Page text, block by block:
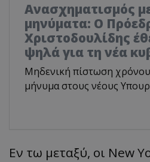
Ανασχηματισμός
μηνύματα: Ο
Χριστοδουλίδης
ψηλά για τη νέα
Μηδενική πίστωση
μήνυμα στους νέους
Εν τω μεταξύ, οι New